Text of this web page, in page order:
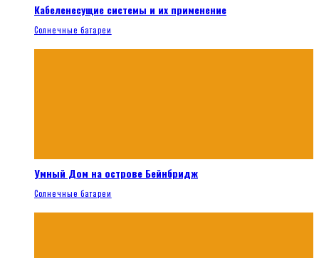
Кабеленесущие системы и их применение
Солнечные батареи
Умный Дом на острове Бейнбридж
Солнечные батареи